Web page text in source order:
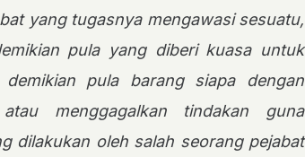
yang tugasnya mengawasi sesuatu,
pula yang diberi kuasa untuk
pula barang siapa dengan
menggagalkan tindakan guna
dilakukan oleh salah seorang pejabat